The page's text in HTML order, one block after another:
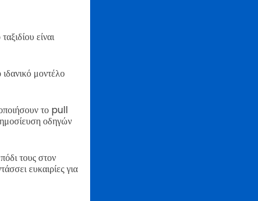
είναι
μοντέλο
το pull
οδηγών
τους στον
ευκαιρίες για